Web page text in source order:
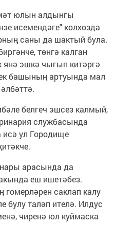
юлын алдынгы
исемендәге" колхозда
саны да шактый була.
төнгә калган
янә эшкә чыгып китәргә
башының артуында мал
белгеч эшсез калмый,
службасында
исә ул Городище
арасында да
еш ишетәбез.
саклап калу
булу таләп ителә. Илдус
чиренә юл куймаска